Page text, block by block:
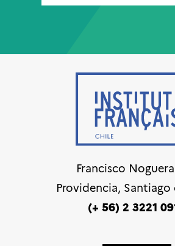
Francisco
Providencia, Santiago
(+ 56) 2 3221